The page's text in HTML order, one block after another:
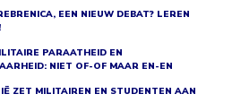
EEN NIEUW DEBAT? LEREN
PARAATHEID EN
NIET OF-OF MAAR EN-EN
ZET MILITAIREN EN STUDENTEN AAN